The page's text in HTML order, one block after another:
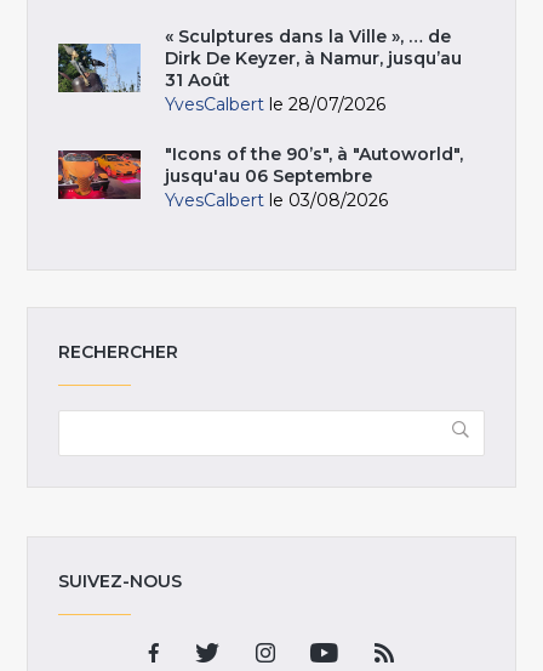
« Sculptures dans la Ville », … de
Dirk De Keyzer, à Namur, jusqu’au
31 Août
YvesCalbert le 28/07/2026
"Icons of the 90’s", à "Autoworld",
jusqu'au 06 Septembre
YvesCalbert le 03/08/2026
RECHERCHER
SUIVEZ-NOUS